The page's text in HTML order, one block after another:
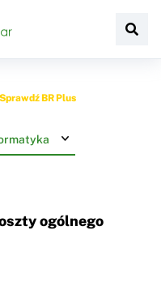
Sprawdź BR Plus
ogólnego